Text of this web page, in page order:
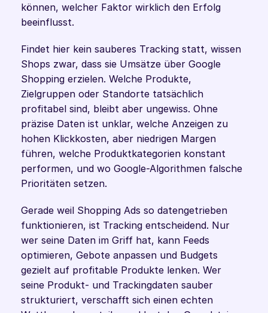
können, welcher Faktor wirklich den Erfolg
beeinflusst.
Findet hier kein sauberes Tracking statt, wissen
Shops zwar, dass sie Umsätze über Google
Shopping erzielen. Welche Produkte,
Zielgruppen oder Standorte tatsächlich
profitabel sind, bleibt aber ungewiss. Ohne
präzise Daten ist unklar, welche Anzeigen zu
hohen Klickkosten, aber niedrigen Margen
führen, welche Produktkategorien konstant
performen, und wo Google-Algorithmen falsche
Prioritäten setzen.
Gerade weil Shopping Ads so datengetrieben
funktionieren, ist Tracking entscheidend. Nur
wer seine Daten im Griff hat, kann Feeds
optimieren, Gebote anpassen und Budgets
gezielt auf profitable Produkte lenken. Wer
seine Produkt- und Trackingdaten sauber
strukturiert, verschafft sich einen echten